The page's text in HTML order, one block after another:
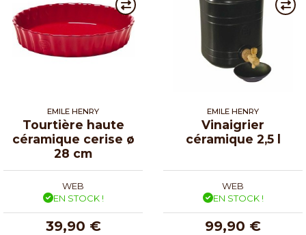
EMILE HENRY
Tourtière haute
céramique cerise ø
28 cm
WEB
EN STOCK !
39,90 €
EMILE HENRY
Vinaigrier
céramique 2,5 l
WEB
EN STOCK !
99,90 €